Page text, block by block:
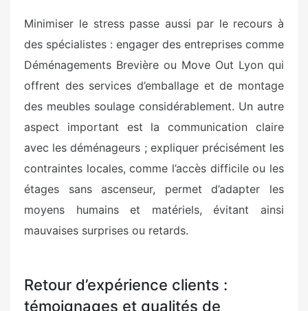
Minimiser le stress passe aussi par le recours à
des spécialistes : engager des entreprises comme
Déménagements Brevière ou Move Out Lyon qui
offrent des services d’emballage et de montage
des meubles soulage considérablement. Un autre
aspect important est la communication claire
avec les déménageurs ; expliquer précisément les
contraintes locales, comme l’accès difficile ou les
étages sans ascenseur, permet d’adapter les
moyens humains et matériels, évitant ainsi
mauvaises surprises ou retards.
Retour d’expérience clients :
témoignages et qualités de